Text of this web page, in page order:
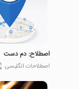
اصطلاح: دم دست
اصطلاحات انگلیسی